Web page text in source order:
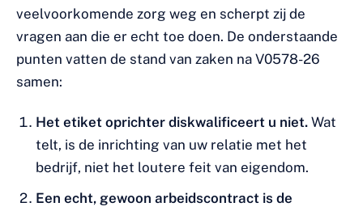
veelvoorkomende zorg weg en scherpt zij de
vragen aan die er echt toe doen. De onderstaande
punten vatten de stand van zaken na V0578-26
samen:
Het etiket oprichter diskwalificeert u niet. Wat
telt, is de inrichting van uw relatie met het
bedrijf, niet het loutere feit van eigendom.
Een echt, gewoon arbeidscontract is de